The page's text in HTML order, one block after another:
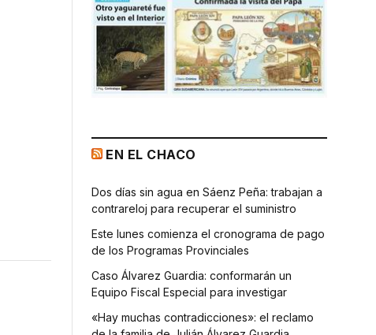
EN EL CHACO
Dos días sin agua en Sáenz Peña: trabajan a
contrareloj para recuperar el suministro
Este lunes comienza el cronograma de pago
de los Programas Provinciales
Caso Álvarez Guardia: conformarán un
Equipo Fiscal Especial para investigar
«Hay muchas contradicciones»: el reclamo